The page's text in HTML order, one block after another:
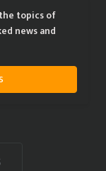
topics of
news and